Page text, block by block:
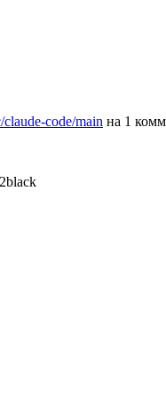
claude-code/main на 1